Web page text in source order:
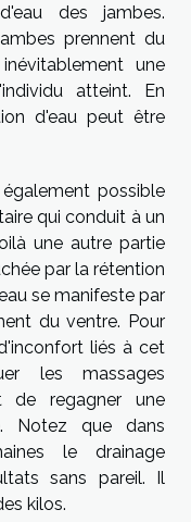
des jambes.
prennent du
une
atteint. En
d'eau peut être
possible
qui conduit à un
une autre partie
par la rétention
se manifeste par
du ventre. Pour
liés à cet
les massages
de regagner une
Notez que dans
le drainage
sans pareil. Il
kilos.